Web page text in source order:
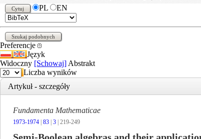
PL
EN
Preferencje
Język
Widoczny [Schowaj] Abstrakt
Liczba wyników
Artykuł - szczegóły
Fundamenta Mathematicae
1973-1974 83 3 | 219-249